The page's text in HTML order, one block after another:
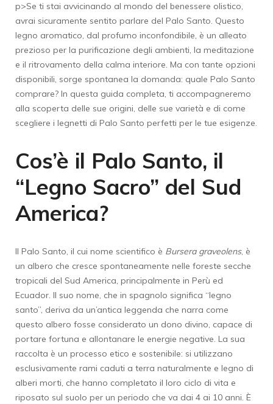
p>Se ti stai avvicinando al mondo del benessere olistico,
avrai sicuramente sentito parlare del Palo Santo. Questo
legno aromatico, dal profumo inconfondibile, è un alleato
prezioso per la purificazione degli ambienti, la meditazione
e il ritrovamento della calma interiore. Ma con tante opzioni
disponibili, sorge spontanea la domanda: quale Palo Santo
comprare? In questa guida completa, ti accompagneremo
alla scoperta delle sue origini, delle sue varietà e di come
scegliere i legnetti di Palo Santo perfetti per le tue esigenze.
Cos’è il Palo Santo, il
“Legno Sacro” del Sud
America?
Il Palo Santo, il cui nome scientifico è Bursera graveolens, è
un albero che cresce spontaneamente nelle foreste secche
tropicali del Sud America, principalmente in Perù ed
Ecuador. Il suo nome, che in spagnolo significa “legno
santo”, deriva da un’antica leggenda che narra come
questo albero fosse considerato un dono divino, capace di
portare fortuna e allontanare le energie negative. La sua
raccolta è un processo etico e sostenibile: si utilizzano
esclusivamente rami caduti a terra naturalmente e legno di
alberi morti, che hanno completato il loro ciclo di vita e
riposato sul suolo per un periodo che va dai 4 ai 10 anni. È